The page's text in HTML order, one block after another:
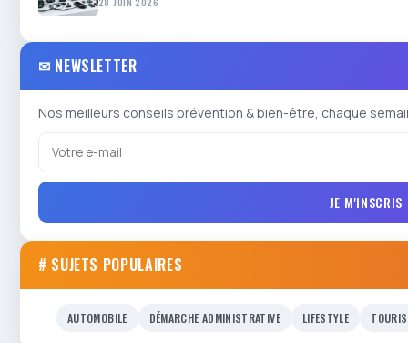
✉ NEWSLETTER
Nos meilleurs conseils prévention & bien-être, chaque
JE M'INSCRIS
# SUJETS POPULAIRES
AUTOMOBILE DÉMARCHE ADMINISTRATIVE LIFESTYLE